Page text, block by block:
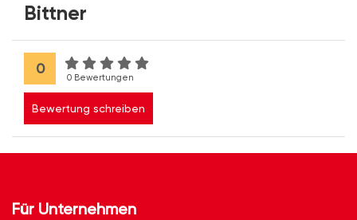
Bittner
0
0 Bewertungen
Bewertung schreiben
Für Unternehmen